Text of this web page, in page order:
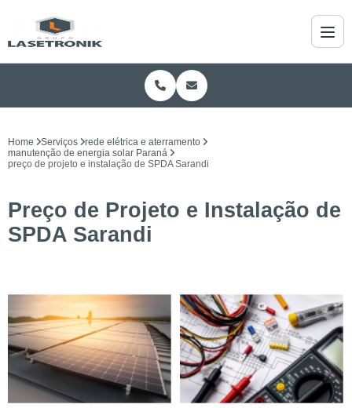
Home Serviços
rede elétrica e aterramento
manutenção de energia solar Paraná
preço de projeto e instalação de SPDA Sarandi
Preço de Projeto e Instalação de
SPDA Sarandi